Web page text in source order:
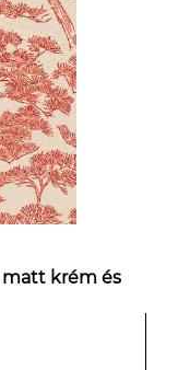
krém és